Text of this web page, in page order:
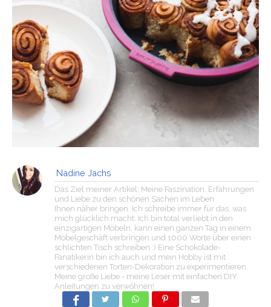
Nadine Jachs
Das Ziel meiner Artikel: Meine Faszination, Erfahrungen
und Liebe zu den schönen Sachen im Leben
Ihnen näher bringen. Ich schreibe immer für das, was
mich glücklich macht. Ich bin total verliebt in den
einzigartigen Möbeln, kann einen ganzen Tag in einem
Möbelgeschäft verbringen und 1000 Worte über einen
schlichten Tisch schreiben :) Eine Schokolade-
Fanatikerin bin ich auch und mein Hobby ist mit
verschiedenen Torten-Dekoration zu experimentieren.
Meine große Liebe - meine Leser mit einfachen DIY
Anleitungen zu verwöhnen!